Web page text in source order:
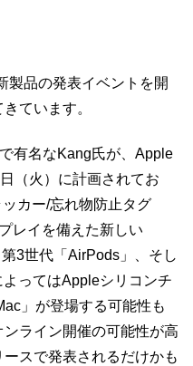
製品の発表イベントを開
ています。
有名なKang氏が、Apple
（火）に計画されてお
カー/忘れ物防止タグ
レイを備えた新しい
3世代「AirPods」、そし
ってはAppleシリコンチ
」が登場する可能性も
ライン開催の可能性が高
スで発表されるだけかも